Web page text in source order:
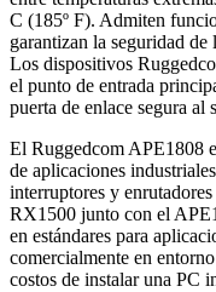
C (185º F). Admiten
garantizan la seguridad
Los dispositivos
el punto de entrada
puerta de enlace segura
El Ruggedcom APE1808
de aplicaciones
interruptores y
RX1500 junto con el
en estándares para
comercialmente en
costos de instalar una PC